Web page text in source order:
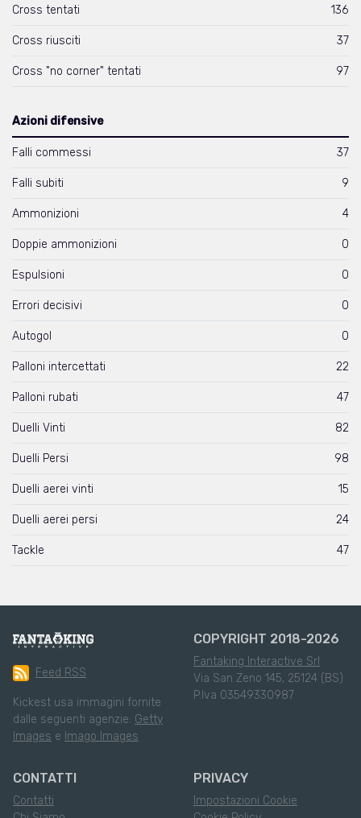
Cross tentati 136
Cross riusciti 37
Cross "no corner" tentati 97
Azioni difensive
Falli commessi 37
Falli subiti 9
Ammonizioni 4
Doppie ammonizioni 0
Espulsioni 0
Errori decisivi 0
Autogol 0
Palloni intercettati 22
Palloni rubati 47
Duelli Vinti 82
Duelli Persi 98
Duelli aerei vinti 15
Duelli aerei persi 24
Tackle 47
Feed RSS
Kickest usa immagini fornite
dalle seguenti agenzie: Getty
Images e Imago Images
COPYRIGHT 2018-2026
Fantaking Interactive Srl
Via San Zeno 145, 25124 (BS)
P.Iva 03549330987
CONTATTI
Contatti
PRIVACY
Impostazioni Cookie